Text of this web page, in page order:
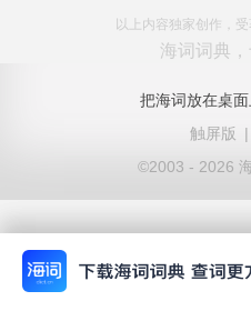
以上内容独家创作，
海词词典
把海词放在桌
触屏版
|
©2003 - 2026